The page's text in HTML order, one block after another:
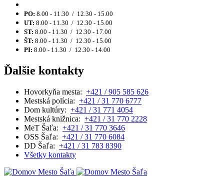
PO: 8.00 - 11.30 / 12.30 - 15.00
UT: 8.00 - 11.30 / 12.30 - 15.00
ST: 8.00 - 11.30 / 12.30 - 17.00
ŠT: 8.00 - 11.30 / 12.30 - 15.00
PI: 8.00 - 11.30 / 12.30 - 14.00
Ďalšie kontakty
Hovorkyňa mesta: +421 / 905 585 626
Mestská polícia: +421 / 31 770 6777
Dom kultúry: +421 / 31 771 4054
Mestská knižnica: +421 / 31 770 2228
MeT Šaľa: +421 / 31 770 3646
OSS Šaľa: +421 / 31 770 6084
DD Šaľa: +421 / 31 783 8390
Všetky kontakty